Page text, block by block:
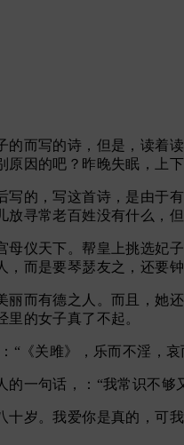
而写的诗，但是，读着
因的吧？昨晚失眠，上
的，写这首诗，是由
寻常老百姓没有什么，
母仪天下。帮皇上挑选
而是要琴瑟友之，还要
而有德之人。而且，她
的女子真了不起。
“《关雎》，乐而不淫，哀
一句话，：“我常识不
岁。我爱你是真的，可